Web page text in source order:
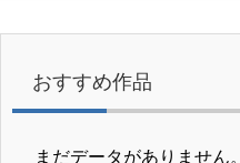
おすすめ作品
まだデータがありません。